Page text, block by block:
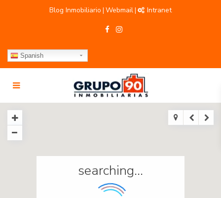
Blog Inmobiliario | Webmail| Intranet
Spanish
searching...